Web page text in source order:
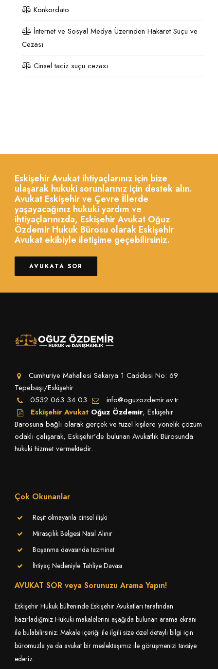
Konkordato
İnternet ve Sosyal Medya Üzerinden Hakaret Suçu ve
Cezası
Cinsel taciz suçu cezası
Eskişehir Avukat ihtiyaçlarınız için bize
ulaşarak hukuki sorunlarınız için destek alın.
Avukat Eskişehir ve Çevre İllerde
yaşayacağınız hukuki yardım ve
ihtiyaçlarınızda, Eskişehir Avukat Oğuz
Özdemir Hukuk Bürosu olarak Eskişehir
Avukat ekibiyle iletişime geçebilirsiniz.
AVUKATA SOR
Cumhuriye Mahallesi Sakarya 1 Caddesi No: 69
Tepebaşı/Eskişehir
0532 063 34 03
info@oguzozdemir.av.tr
Eskişehir Avukat Oğuz Özdemir, Eskişehir
Barosuna bağlı olarak gerçek ve tüzel kişilere yönelik çözüm
odaklı çalışarak, Eskişehir’de bulunan Avukatlık Bürosunda
hukuki hizmet vermektedir.
Çok Okunanlar
Reşit olmayanla cinsel ilişki
Mirasçılık Belgesi Nasıl Alınır
Boşanma davasında tazminat
İhtiyaç Nedeniyle Tahliye Davası
AVUKAT SOR veya Sorunuzu Arama Yapın!
Eskişehir Hukuk bülteninde Eskişehir Avukatları tarafından
hazırladığmız Hukuki makalelerini aşağıda bulunan arama ekranı
ile bulabilirsiniz. Makale içeriği ile ilgili size özel detaylı bilgi için
büromuzla ya da avukat bir meslektaşımız ile görüşmenizi tavsiye
ederiz.